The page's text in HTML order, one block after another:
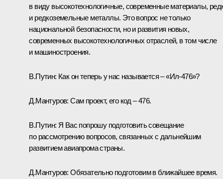
в виду высокотехнологичные, современные материалы,
и редкоземельные металлы. Это вопрос не только
национальной безопасности, но и развития новых,
современных высокотехнологичных отраслей, в том числе
и машиностроения.
В.Путин: Как он теперь у нас называется – «Ил-476»?
Д.Мантуров: Сам проект, его код – 476.
В.Путин: Я Вас попрошу подготовить совещание
по рассмотрению вопросов, связанных с дальнейшим
развитием авиапрома страны.
Д.Мантуров: Обязательно подготовим в ближайшее время.